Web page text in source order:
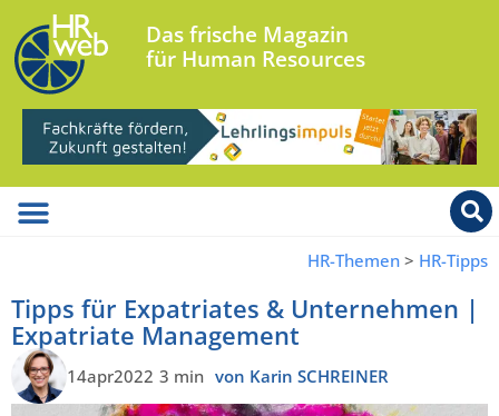
Das frische Magazin
für Human Resources
HR-Themen > HR-Tipps
Tipps für Expatriates & Unternehmen |
Expatriate Management
14apr2022 3 min von Karin SCHREINER